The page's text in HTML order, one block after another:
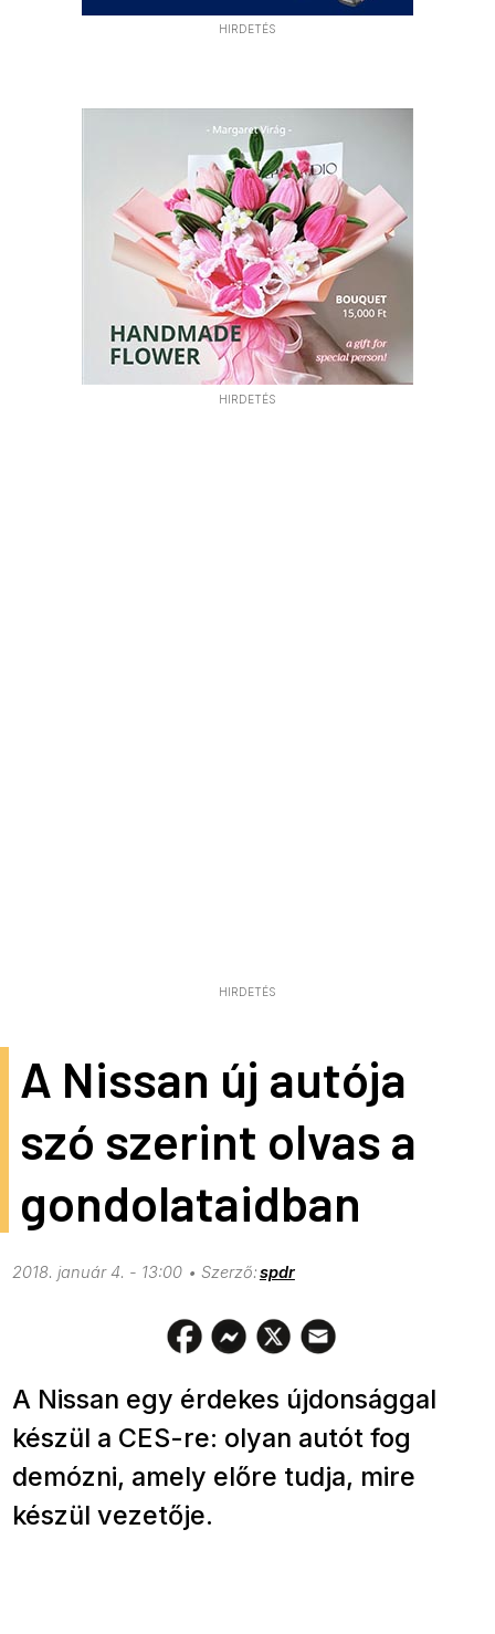
HIRDETÉS
HIRDETÉS
HIRDETÉS
A Nissan új autója
szó szerint olvas a
gondolataidban
2018. január 4. - 13:00 spdr
A Nissan egy érdekes újdonsággal
készül a CES-re: olyan autót fog
demózni, amely előre tudja, mire
készül vezetője.